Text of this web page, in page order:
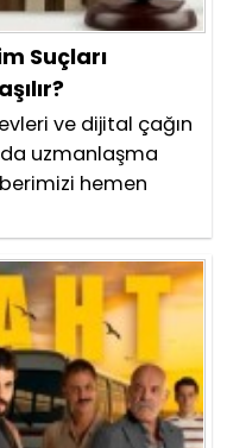
Suçları
ve dijital çağın
uzmanlaşma
hemen